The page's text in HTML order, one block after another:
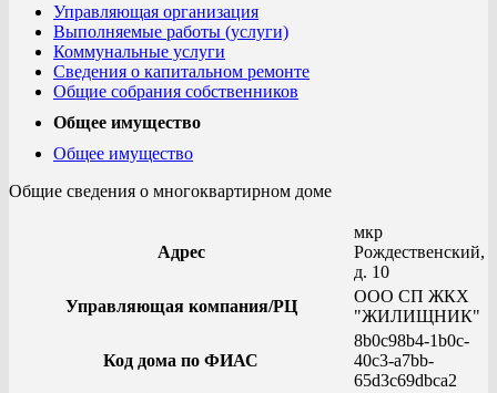
Управляющая организация
Выполняемые работы (услуги)
Коммунальные услуги
Сведения о капитальном ремонте
Общие собрания собственников
Общее имущество
Общее имущество
Общие сведения о многоквартирном доме
Адрес
мкр
Рождественский,
д. 10
Управляющая компания/РЦ
ООО СП ЖКХ
"ЖИЛИЩНИК"
Код дома по ФИАС
8b0c98b4-1b0c-
40c3-a7bb-
65d3c69dbca2